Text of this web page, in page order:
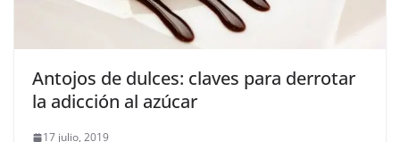
Antojos de dulces: claves para derrotar
la adicción al azúcar
17 julio, 2019